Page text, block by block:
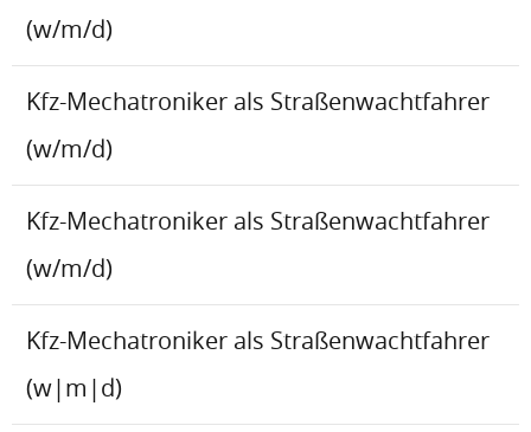
(w/m/d)
Kfz-Mechatroniker als Straßenwachtfahrer
(w/m/d)
Kfz-Mechatroniker als Straßenwachtfahrer
(w/m/d)
Kfz-Mechatroniker als Straßenwachtfahrer
(w|m|d)